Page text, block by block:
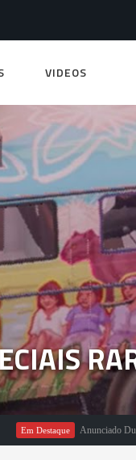
VIDEOS
Destaque Anunciado DualSense